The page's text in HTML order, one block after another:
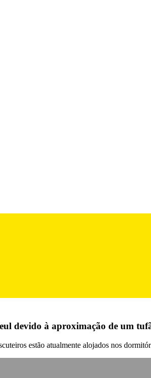
devido à aproximação de um
estão atualmente alojados nos